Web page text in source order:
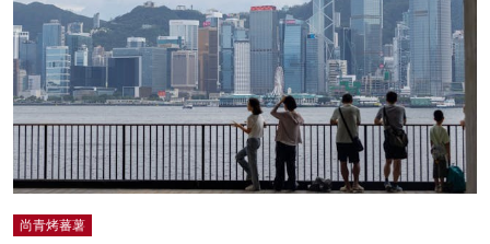
科技
影片
名家榜
灼見活動
尚青烤蕃薯